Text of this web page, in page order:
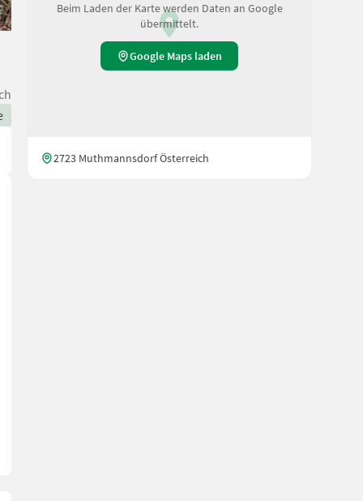
Beim Laden der Karte werden Daten an Google
übermittelt.
Google Maps laden
2723 Muthmannsdorf Österreich